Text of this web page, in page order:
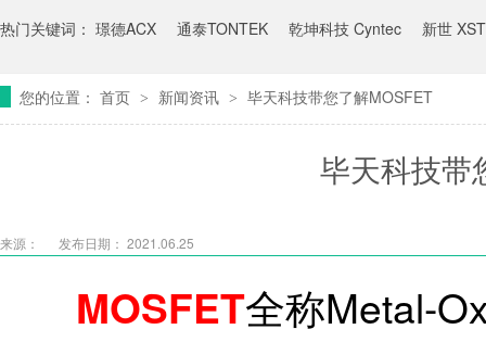
热门关键词： 璟德ACX 通泰TONTEK 乾坤科技 Cyntec 新世
您的位置： 首页 > 新闻资讯 > 毕天科技带您了解MOSFET
毕天科技带
来源： 发布日期： 2021.06.25
MOSFET全称Metal-